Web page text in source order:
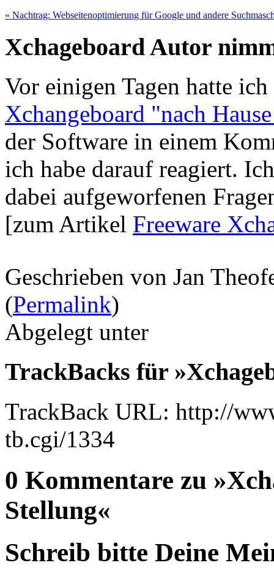
« Nachtrag: Webseitenoptimierung für Google und andere
Xchageboard Autor
Vor einigen Tagen hatte
Xchangeboard "nach
der Software in einem
ich habe darauf reagiert.
dabei aufgeworfenen
[zum Artikel Freeware
Geschrieben von Jan
(Permalink)
Abgelegt unter
TrackBacks für
TrackBack URL: http://
tb.cgi/1334
0 Kommentare zu
Stellung«
Schreib bitte Deine